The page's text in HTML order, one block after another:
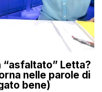
“asfaltato” Letta?
nelle parole di
bene)